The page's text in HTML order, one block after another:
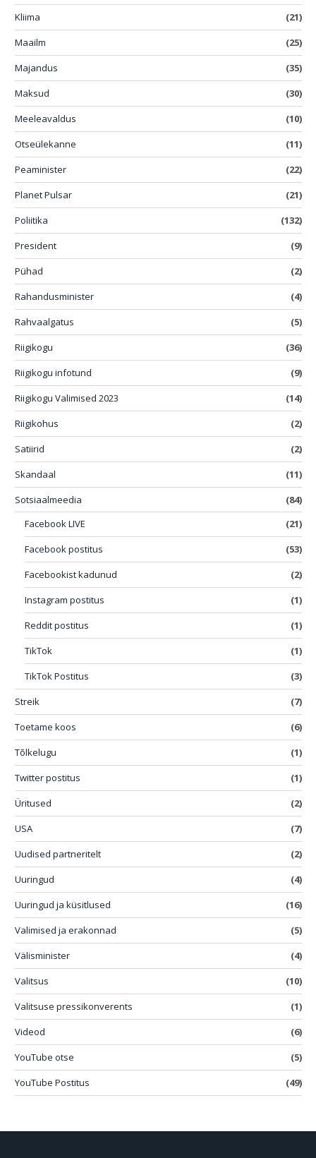
Kliima
(21)
Maailm
(25)
Majandus
(35)
Maksud
(30)
Meeleavaldus
(10)
Otseülekanne
(11)
Peaminister
(22)
Planet Pulsar
(21)
Poliitika
(132)
President
(9)
Pühad
(2)
Rahandusminister
(4)
Rahvaalgatus
(5)
Riigikogu
(36)
Riigikogu infotund
(9)
Riigikogu Valimised 2023
(14)
Riigikohus
(2)
Satiirid
(2)
Skandaal
(11)
Sotsiaalmeedia
(84)
Facebook LIVE
(21)
Facebook postitus
(53)
Facebookist kadunud
(2)
Instagram postitus
(1)
Reddit postitus
(1)
TikTok
(1)
TikTok Postitus
(3)
Streik
(7)
Toetame koos
(6)
Tõlkelugu
(1)
Twitter postitus
(1)
Üritused
(2)
USA
(7)
Uudised partneritelt
(2)
Uuringud
(4)
Uuringud ja küsitlused
(16)
Valimised ja erakonnad
(5)
Välisminister
(4)
Valitsus
(10)
Valitsuse pressikonverents
(1)
Videod
(6)
YouTube otse
(5)
YouTube Postitus
(49)